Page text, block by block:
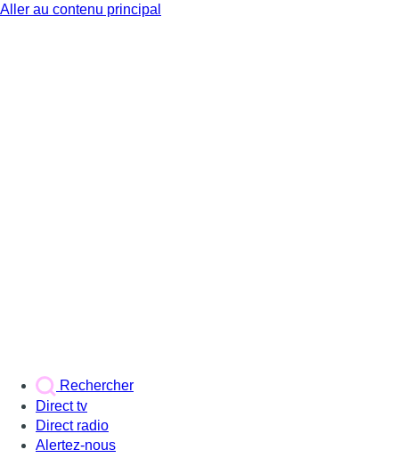
Aller au contenu principal
Rechercher
Direct tv
Direct radio
Alertez-nous